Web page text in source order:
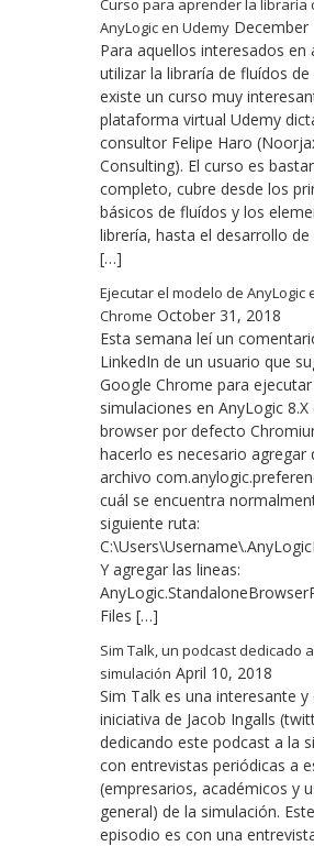
Curso para aprender la libraría
AnyLogic en Udemy December
Para aquellos interesados en
utilizar la libraría de fluídos de
existe un curso muy
plataforma virtual Udemy
consultor Felipe Haro
Consulting). El curso es
completo, cubre desde los
básicos de fluídos y los
librería, hasta el desarrollo
[…]
Ejecutar el modelo de AnyLogic
Chrome October 31, 2018
Esta semana leí un
LinkedIn de un usuario que
Google Chrome para ejecutar
simulaciones en AnyLogic 8.X
browser por defecto
hacerlo es necesario agregar
archivo
cuál se encuentra
siguiente ruta:
Y agregar las lineas:
Files […]
Sim Talk, un podcast dedicado
simulación April 10, 2018
Sim Talk es una interesante y
iniciativa de Jacob Ingalls
dedicando este podcast a la
con entrevistas periódicas a
(empresarios, académicos y
general) de la simulación.
episodio es con una